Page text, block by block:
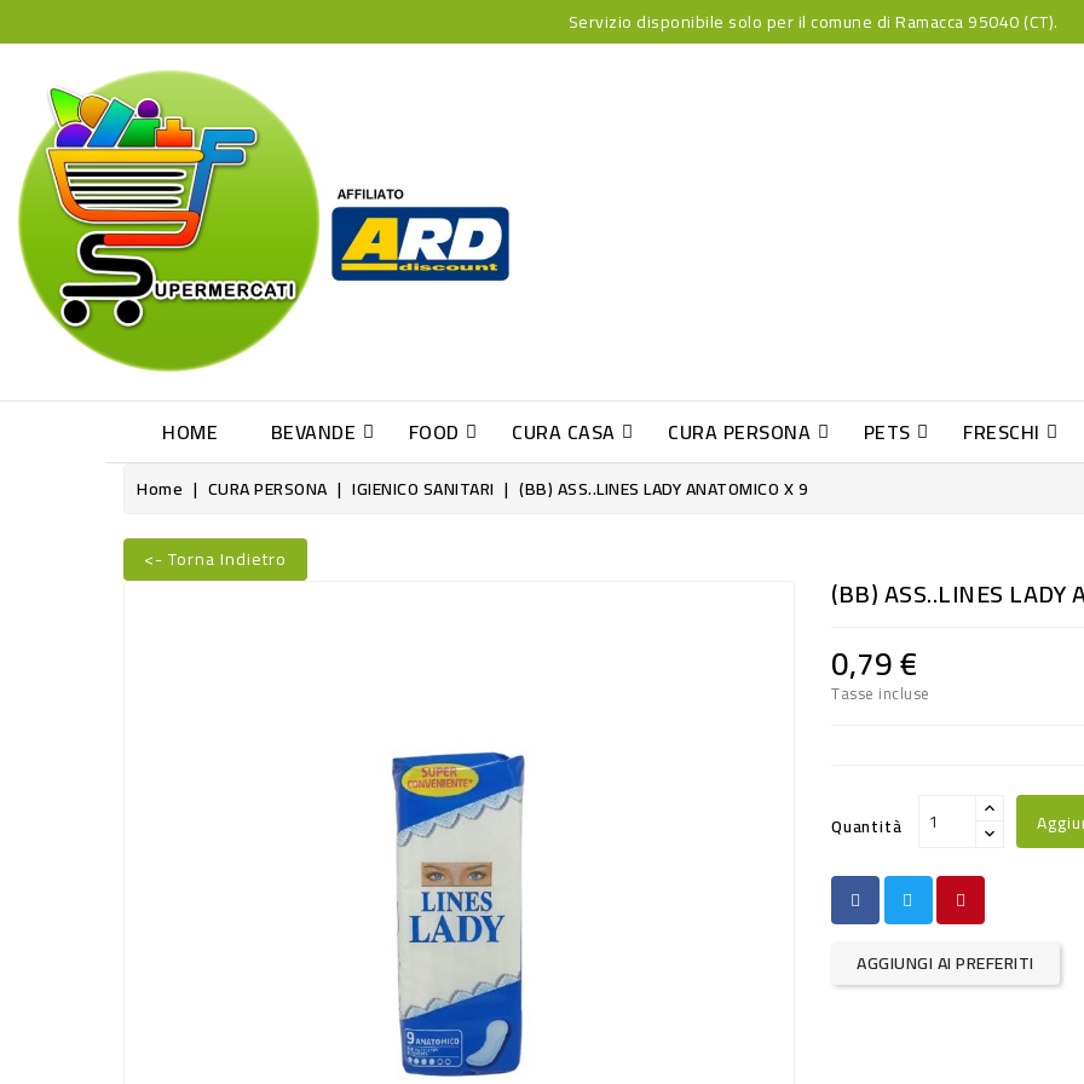
Servizio disponibile solo per il comune di Ramacca 95040 (CT).
HOME BEVANDE FOOD CURA CASA CURA PERSONA PETS FRESCHI
Home CURA PERSONA IGIENICO SANITARI (BB) ASS..LINES LADY ANATOMICO X 9
<- Torna Indietro
(BB) ASS..LINES LADY
0,79 €
Tasse incluse
Quantità
AGGIUNGI AI PREFERITI